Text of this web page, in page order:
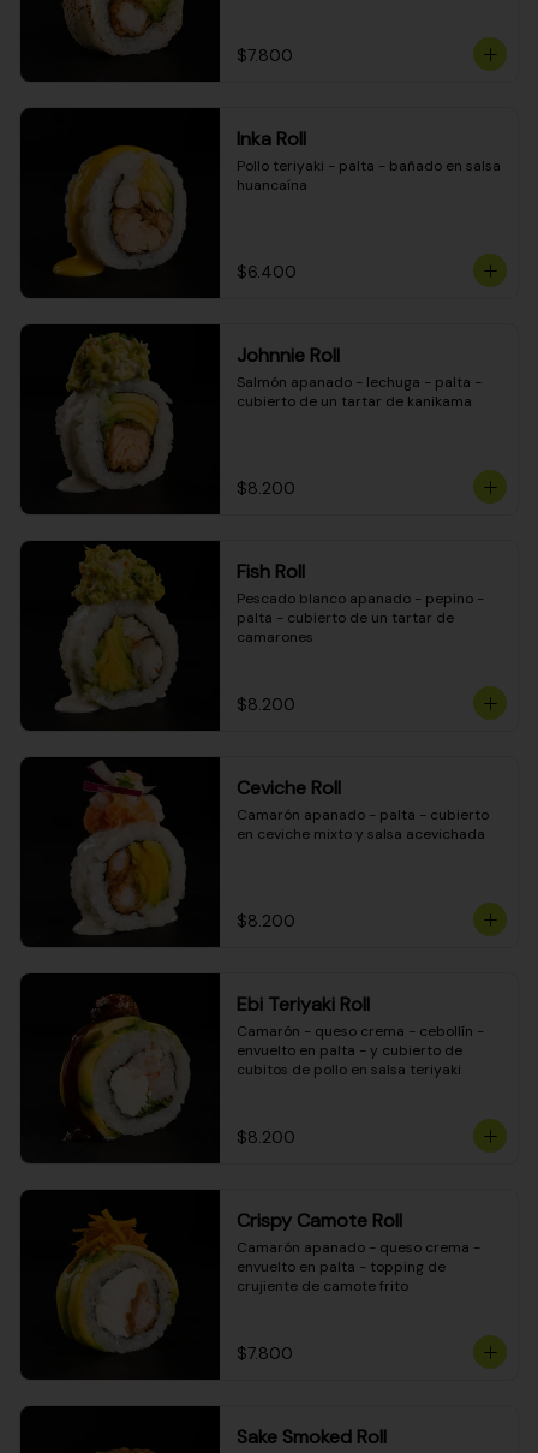
$7.800
Inka Roll
Pollo teriyaki - palta - bañado en salsa
huancaína
$6.400
Johnnie Roll
Salmón apanado - lechuga - palta -
cubierto de un tartar de kanikama
$8.200
Fish Roll
Pescado blanco apanado - pepino -
palta - cubierto de un tartar de
camarones
$8.200
Ceviche Roll
Camarón apanado - palta - cubierto
en ceviche mixto y salsa acevichada
$8.200
Ebi Teriyaki Roll
Camarón - queso crema - cebollín -
envuelto en palta - y cubierto de
cubitos de pollo en salsa teriyaki
$8.200
Crispy Camote Roll
Camarón apanado - queso crema -
envuelto en palta - topping de
crujiente de camote frito
$7.800
Sake Smoked Roll